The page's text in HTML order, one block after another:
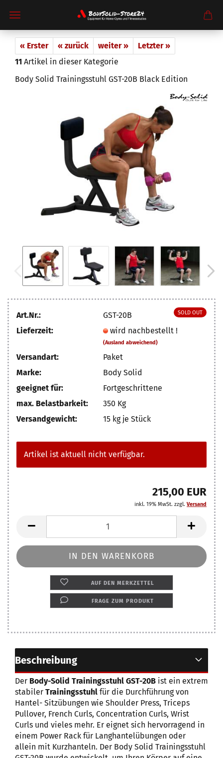
« Erster « zurück weiter »
Letzter »
11 Artikel in dieser Kategorie
Body Solid Trainingsstuhl GST-20B Black Edition
SOLD OUT
Art.Nr.:
GST-20B
Lieferzeit:
wird nachbestellt !
(Ausland abweichend)
Versandart:
Paket
Marke:
Body Solid
geeignet für:
Fortgeschrittene
max. Belastbarkeit:
350 Kg
Versandgewicht:
15 kg je Stück
Artikel ist aktuell nicht verfügbar.
215,00 EUR
inkl. 19% MwSt. zzgl. Versand
AUF DEN MERKZETTEL
FRAGE ZUM PRODUKT
Beschreibung
Der Body-Solid Trainingsstuhl GST-20B ist ein extrem
stabiler Trainingsstuhl für die Durchführung von
Hantel- Sitzübungen wie Shoulder Press, Triceps
Pullover, French Curls, Concentration Curls, Wrist
Curls und vieles mehr. Er eignet sich hervorragend in
einem Power Rack für Langhantelübungen oder
allein mit Kurzhanteln. Der Body Solid Trainingsstuhl